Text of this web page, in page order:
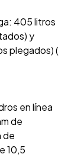
405 litros
y
plegados) (
en línea
de
de
10,5